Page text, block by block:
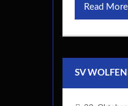
Read More
SV